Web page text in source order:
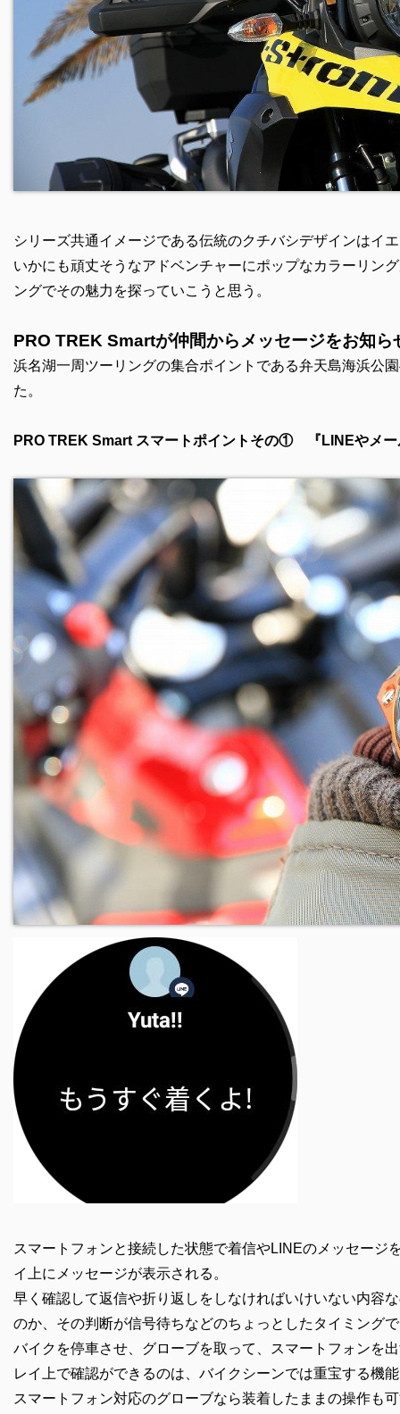
シリーズ共通イメージである伝統のクチバシデザインはイ
いかにも頑丈そうなアドベンチャーにポップなカラーリン
ングでその魅力を探っていこうと思う。
PRO TREK Smartが仲間からメッセージをお知ら
浜名湖一周ツーリングの集合ポイントである弁天島海浜公
た。
PRO TREK Smart スマートポイントその① 『LINEやメー
スマートフォンと接続した状態で着信やLINEのメッセージ
イ上にメッセージが表示される。
早く確認して返信や折り返しをしなければいけいない内容
のか、その判断が信号待ちなどのちょっとしたタイミング
バイクを停車させ、グローブを取って、スマートフォンを
レイ上で確認ができるのは、バイクシーンでは重宝する機
スマートフォン対応のグローブなら装着したままの操作も